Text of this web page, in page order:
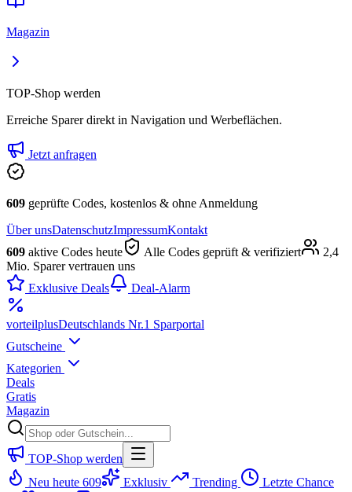
Magazin
TOP-Shop werden
Erreiche Sparer direkt in Navigation und Werbeflächen.
Jetzt anfragen
609 geprüfte Codes, kostenlos & ohne Anmeldung
Über unsDatenschutzImpressumKontakt
609 aktive Codes heute Alle Codes geprüft & verifiziert
2,4
Mio. Sparer vertrauen uns
Exklusive Deals
Deal-Alarm
vorteilplusDeutschlands Nr.1 Sparportal
Gutscheine
Kategorien
Deals
Gratis
Magazin
TOP-Shop werden
Neu heute 609 Exklusiv Trending
Letzte Chance